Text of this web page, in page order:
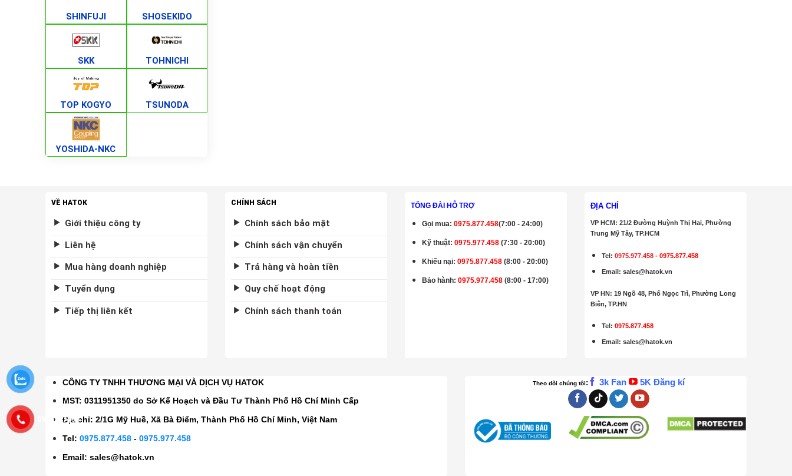
SHINFUJI SHOSEKIDO
SKK TOHNICHI
TOP KOGYO TSUNODA
YOSHIDA-NKC
VỀ HATOK
Giới thiệu công ty
Liên hệ
Mua hàng doanh nghiệp
Tuyển dụng
Tiếp thị liên kết
CHÍNH SÁCH
Chính sách bảo mật
Chính sách vận chuyển
Trả hàng và hoàn tiền
Quy chế hoạt động
Chính sách thanh toán
TỔNG ĐÀI HỖ TRỢ
Gọi mua:0975.877.458(7:00 - 24:00)
Kỹ thuật:0975.977.458 (7:30 - 20:00)
Khiếu nại: 0975.877.458 (8:00 - 20:00)
Bảo hành:0975.977.458 (8:00 - 17:00)
ĐỊA CHỈ
VP HCM: 21/2 Đường Huỳnh Thị Hai, Phường
Trung Mỹ Tây, TP.HCM
Tel:0975.977.458 -0975.877.458
Email:sales@hatok.vn
VP HN: 19 Ngõ 48, Phố Ngọc Trì, Phường Long
Biên, TP.HN
Tel: 0975.877.458
Email :sales@hatok.vn
CÔNG TY TNHH THƯƠNG MẠI VÀ DỊCH VỤ HATOK
MST: 0311951350 do Sở Kế Hoạch và Đầu Tư Thành Phố Hồ Chí Minh Cấp
Địa chỉ: 2/1G Mỹ Huề, Xã Bà Điểm, Thành Phố Hồ Chí Minh, Việt Nam
Tel:0975.877.458 -0975.977.458
Email:sales@hatok.vn
Theo dõi chúng tôi: 3k Fan 5K Đăng kí
0975877458